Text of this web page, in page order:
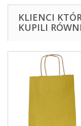
KLIENCI
KUPILI